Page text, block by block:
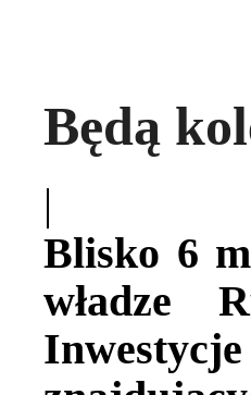
Będą
|
Blisko 6
władze